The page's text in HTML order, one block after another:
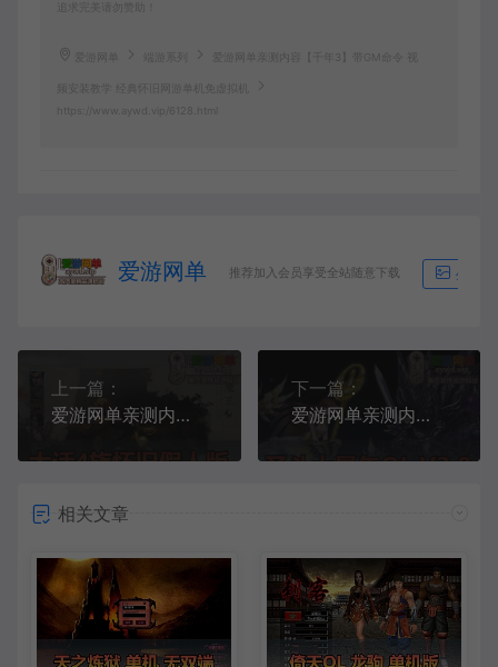
追求完美请勿赞助！
爱游网单 端游系列 爱游网单亲测内容【千年3】带GM命令 视
频安装教学 经典怀旧网游单机免虚拟机
https://www.aywd.vip/6128.html
爱游网单 推荐加入会员享受全站随意下载 生成海
上一篇：
爱游网单亲测内容【大话2】假人摆摊西游一键端 带GM后台 怀旧4族 精品网游单机
下一篇：
爱游网单亲测内容【圣斗士星矢OL】v3.0网游单机版 270件圣衣 带完整GM命令 EL编辑器 无限物品道具可刷BOSS等虚拟机一键端
相关文章